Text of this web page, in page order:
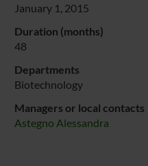
January 1, 2015
Duration (months)
48
Departments
Biotechnology
Managers or local contacts
Astegno Alessandra